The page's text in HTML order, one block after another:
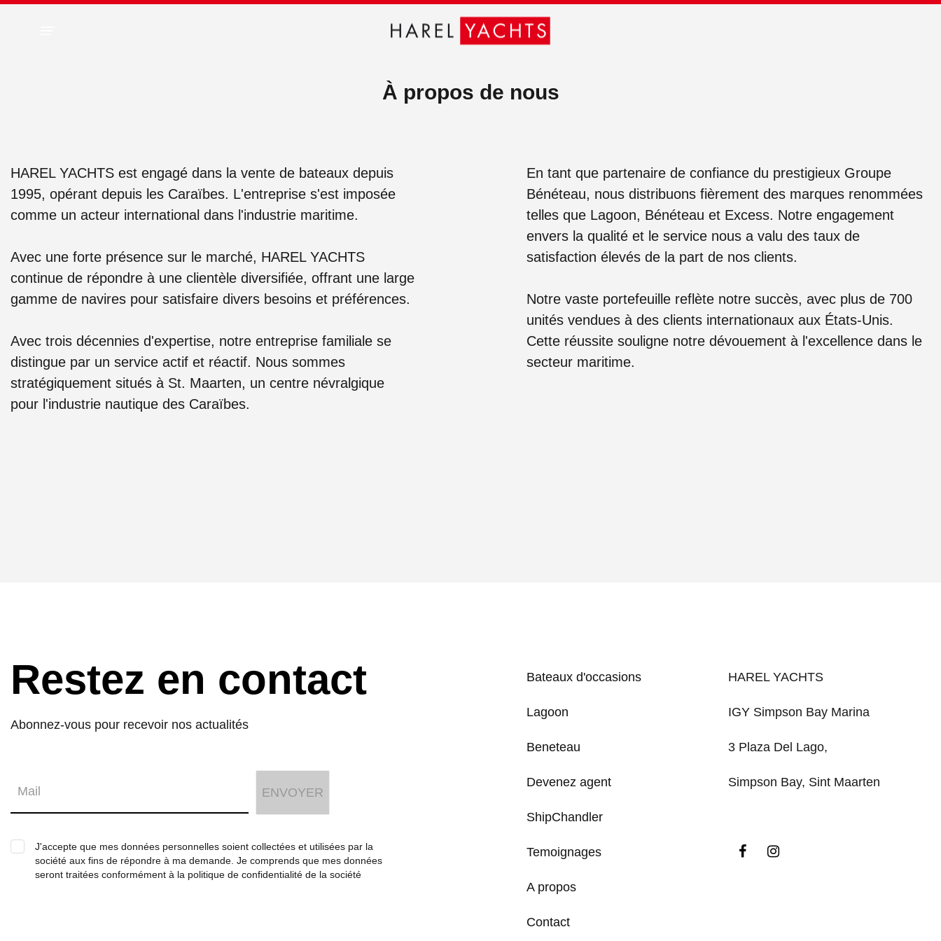
À propos de nous
HAREL YACHTS est engagé dans la vente de bateaux depuis
1995, opérant depuis les Caraïbes. L'entreprise s'est imposée
comme un acteur international dans l'industrie maritime.
Avec une forte présence sur le marché, HAREL YACHTS
continue de répondre à une clientèle diversifiée, offrant une large
gamme de navires pour satisfaire divers besoins et préférences.
Avec trois décennies d'expertise, notre entreprise familiale se
distingue par un service actif et réactif. Nous sommes
stratégiquement situés à St. Maarten, un centre névralgique
pour l'industrie nautique des Caraïbes.
En tant que partenaire de confiance du prestigieux Groupe
Bénéteau, nous distribuons fièrement des marques renommées
telles que Lagoon, Bénéteau et Excess. Notre engagement
envers la qualité et le service nous a valu des taux de
satisfaction élevés de la part de nos clients.
Notre vaste portefeuille reflète notre succès, avec plus de 700
unités vendues à des clients internationaux aux États-Unis.
Cette réussite souligne notre dévouement à l'excellence dans le
secteur maritime.
Restez en contact
Abonnez-vous pour recevoir nos actualités
J'accepte que mes données personnelles soient collectées et utilisées par la
société aux fins de répondre à ma demande. Je comprends que mes données
seront traitées conformément à la politique de confidentialité de la société
Bateaux d'occasions
Lagoon
Beneteau
Devenez agent
ShipChandler
Temoignages
A propos
Contact
HAREL YACHTS
IGY Simpson Bay Marina
3 Plaza Del Lago,
Simpson Bay, Sint Maarten
Panneau de gestion des cookies